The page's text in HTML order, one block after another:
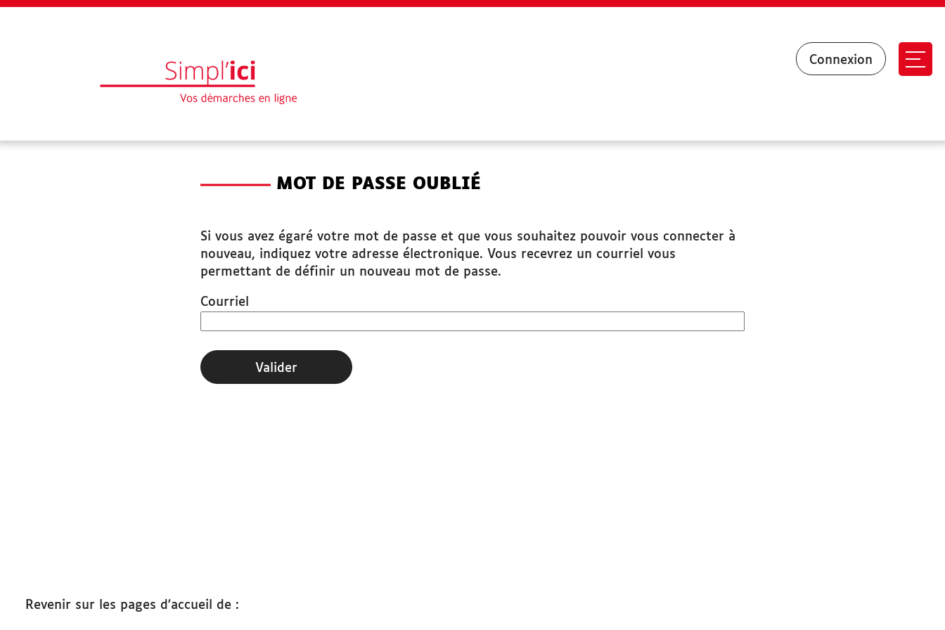
Connexion
EN 1 CLIC
Mes demandes
Paiement en ligne
Besoin d'aide
SITES UTILES
www.grandchambery.fr
Démarches Ville de Chambéry
MOT DE PASSE OUBLIÉ
Si vous avez égaré votre mot de passe et que vous souhaitez pouvoir vous connecter à
nouveau, indiquez votre adresse électronique. Vous recevrez un courriel vous
permettant de définir un nouveau mot de passe.
Courriel
Valider
Revenir sur les pages d'accueil de :